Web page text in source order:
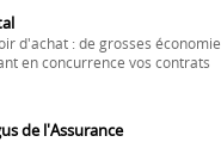
d'achat : de grosses
en concurrence vos contrats
de l'Assurance